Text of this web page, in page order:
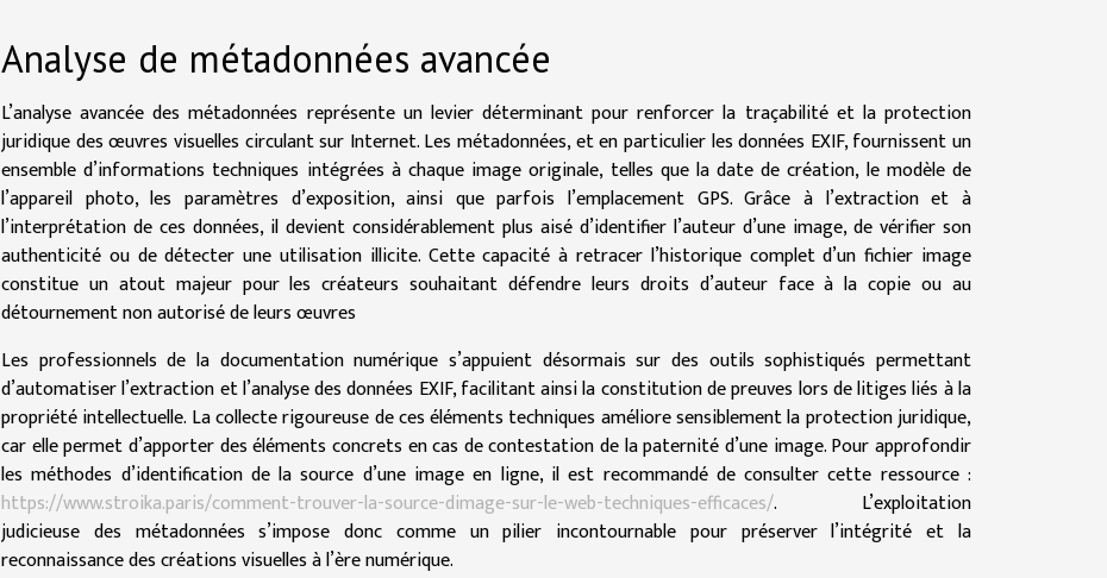
Analyse de métadonnées avancée
L’analyse avancée des métadonnées représente un levier déterminant pour renforcer la traçabilité et la protection
juridique des œuvres visuelles circulant sur Internet. Les métadonnées, et en particulier les données EXIF, fournissent un
ensemble d’informations techniques intégrées à chaque image originale, telles que la date de création, le modèle de
l’appareil photo, les paramètres d’exposition, ainsi que parfois l’emplacement GPS. Grâce à l’extraction et à
l’interprétation de ces données, il devient considérablement plus aisé d’identifier l’auteur d’une image, de vérifier son
authenticité ou de détecter une utilisation illicite. Cette capacité à retracer l’historique complet d’un fichier image
constitue un atout majeur pour les créateurs souhaitant défendre leurs droits d’auteur face à la copie ou au
détournement non autorisé de leurs œuvres
Les professionnels de la documentation numérique s’appuient désormais sur des outils sophistiqués permettant
d’automatiser l’extraction et l’analyse des données EXIF, facilitant ainsi la constitution de preuves lors de litiges liés à la
propriété intellectuelle. La collecte rigoureuse de ces éléments techniques améliore sensiblement la protection juridique,
car elle permet d’apporter des éléments concrets en cas de contestation de la paternité d’une image. Pour approfondir
les méthodes d’identification de la source d’une image en ligne, il est recommandé de consulter cette ressource :
https://www.stroika.paris/comment-trouver-la-source-dimage-sur-le-web-techniques-efficaces/. L’exploitation
judicieuse des métadonnées s’impose donc comme un pilier incontournable pour préserver l’intégrité et la
reconnaissance des créations visuelles à l’ère numérique.